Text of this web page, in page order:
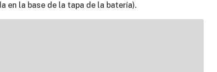
en la base de la tapa de la batería).